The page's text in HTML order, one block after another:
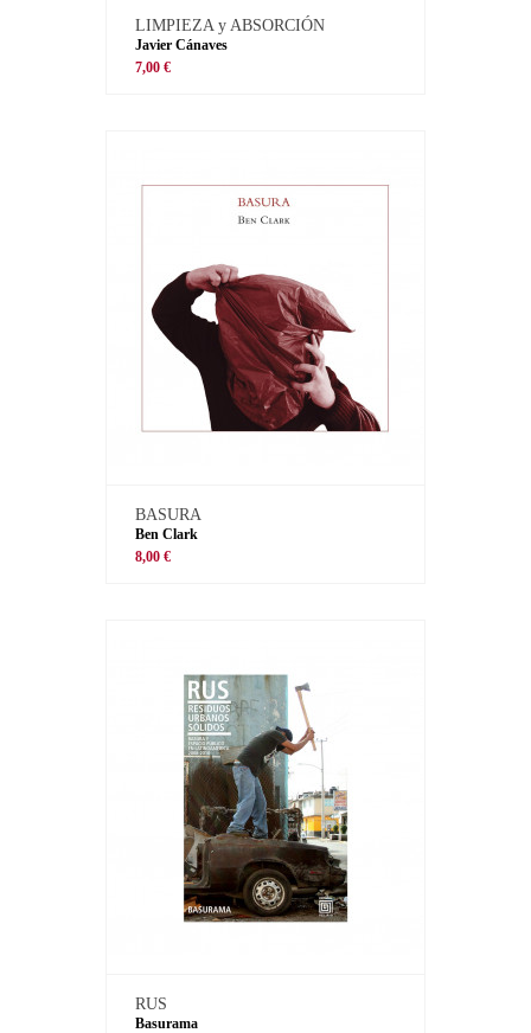
LIMPIEZA y ABSORCIÓN
Javier Cánaves
7,00 €
BASURA
Ben Clark
8,00 €
RUS
Basurama